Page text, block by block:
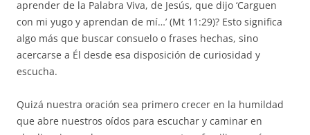
aprender de la Palabra Viva, de Jesús, que dijo ‘Carguen
con mi yugo y aprendan de mí…’ (Mt 11:29)? Esto significa
algo más que buscar consuelo o frases hechas, sino
acercarse a Él desde esa disposición de curiosidad y
escucha.
Quizá nuestra oración sea primero crecer en la humildad
que abre nuestros oídos para escuchar y caminar en